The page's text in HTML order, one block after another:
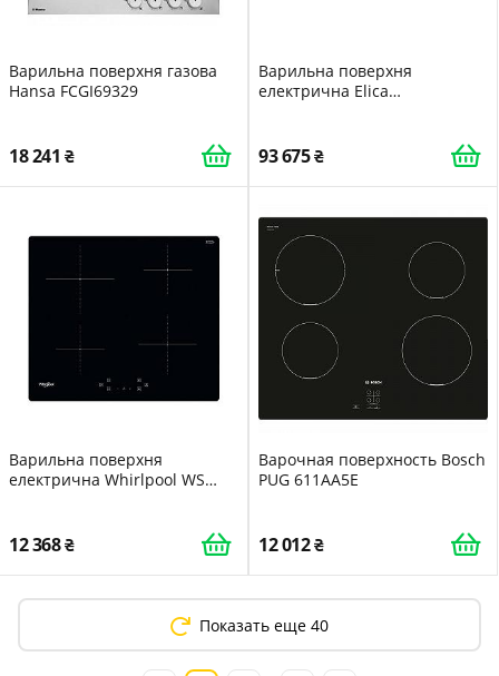
Варильна поверхня газова
Hansa FCGI69329
18 241
Варильна поверхня
електрична Elica
93 675
Варильна поверхня
електрична Whirlpool WS
12 368
Варочная поверхность Bosch
PUG 611AA5E
12 012
Показать еще 40